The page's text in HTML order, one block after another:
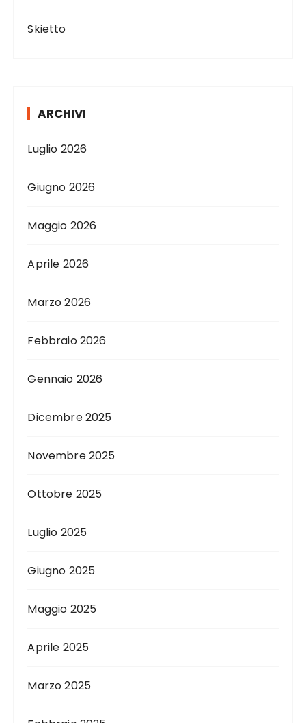
Skietto
ARCHIVI
Luglio 2026
Giugno 2026
Maggio 2026
Aprile 2026
Marzo 2026
Febbraio 2026
Gennaio 2026
Dicembre 2025
Novembre 2025
Ottobre 2025
Luglio 2025
Giugno 2025
Maggio 2025
Aprile 2025
Marzo 2025